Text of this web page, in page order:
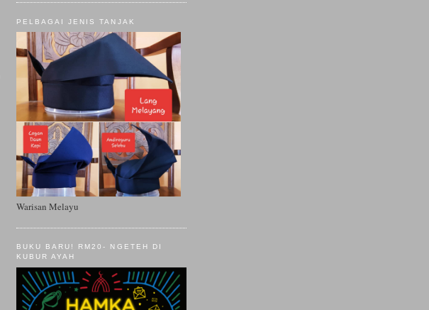
PELBAGAI JENIS TANJAK
Warisan Melayu
BUKU BARU! RM20- NGETEH DI
KUBUR AYAH